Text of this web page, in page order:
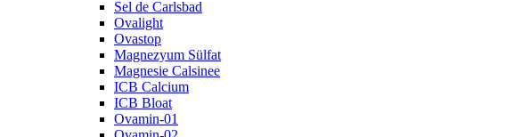
Sel de Carlsbad
Ovalight
Ovastop
Magnezyum Sülfat
Magnesie Calsinee
ICB Calcium
ICB Bloat
Ovamin-01